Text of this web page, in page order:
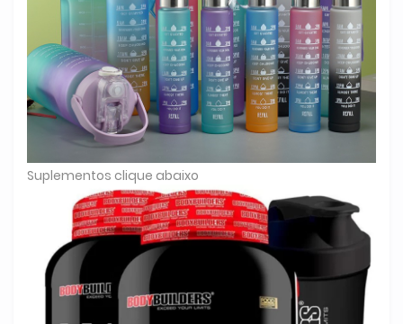
Suplementos clique abaixo